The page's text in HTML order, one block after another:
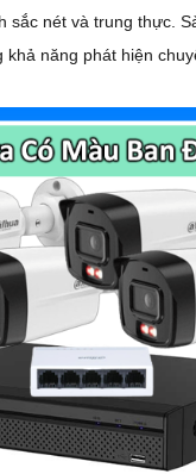
trung thực. Sản phẩm hỗ trợ đàm
khả năng phát hiện